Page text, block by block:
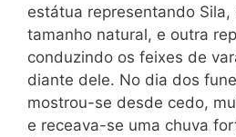
estátua representando Sila,
tamanho natural, e outra
conduzindo os feixes de
diante dele. No dia dos
mostrou-se desde cedo,
e receava-se uma chuva